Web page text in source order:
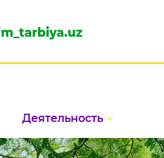
Деятельность